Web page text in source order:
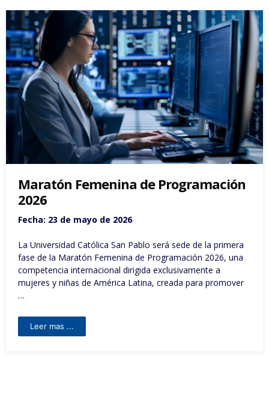
Maratón Femenina de Programación
2026
Fecha: 23 de mayo de 2026
La Universidad Católica San Pablo será sede de la primera
fase de la Maratón Femenina de Programación 2026, una
competencia internacional dirigida exclusivamente a
mujeres y niñas de América Latina, creada para promover
…
Leer mas ...